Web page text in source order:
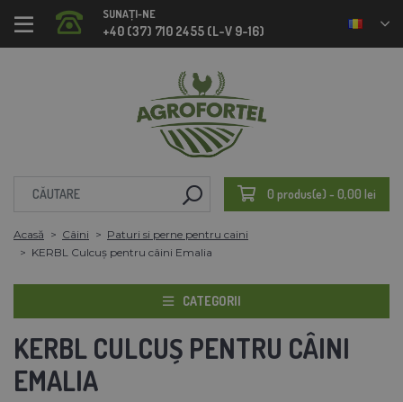
SUNAȚI-NE
+40 (37) 710 2455 (L-V 9-16)
0 produs(e) - 0,00 lei
Acasă Câini
Paturi si perne pentru caini
KERBL Culcuș pentru câini Emalia
CATEGORII
KERBL CULCUȘ PENTRU CÂINI
EMALIA